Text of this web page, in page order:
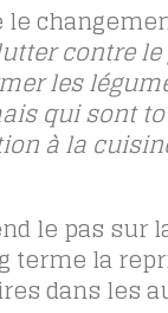
contre
les
qui sont
à la
le pas sur
terme la
dans les